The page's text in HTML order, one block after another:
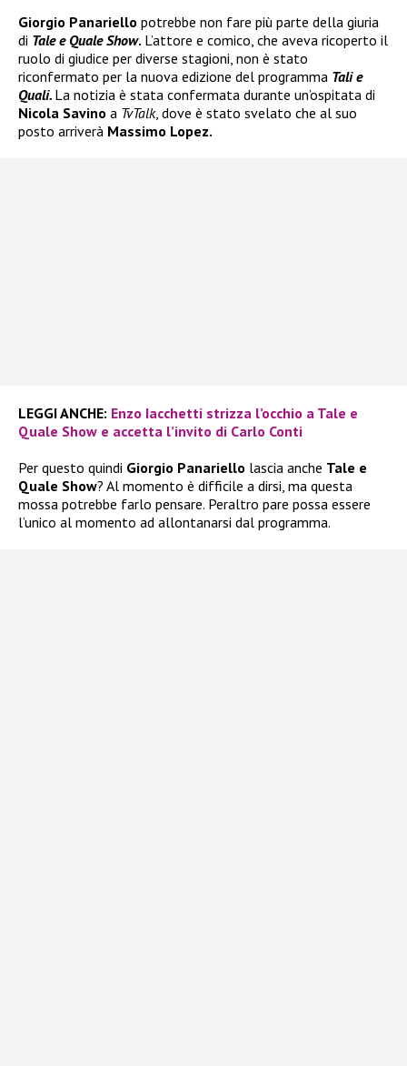
Giorgio Panariello potrebbe non fare più parte della giuria
di Tale e Quale Show. L’attore e comico, che aveva ricoperto il
ruolo di giudice per diverse stagioni, non è stato
riconfermato per la nuova edizione del programma Tali e
Quali. La notizia è stata confermata durante un’ospitata di
Nicola Savino a TvTalk, dove è stato svelato che al suo
posto arriverà Massimo Lopez.
LEGGI ANCHE: Enzo Iacchetti strizza l’occhio a Tale e
Quale Show e accetta l’invito di Carlo Conti
Per questo quindi Giorgio Panariello lascia anche Tale e
Quale Show? Al momento è difficile a dirsi, ma questa
mossa potrebbe farlo pensare. Peraltro pare possa essere
l’unico al momento ad allontanarsi dal programma.